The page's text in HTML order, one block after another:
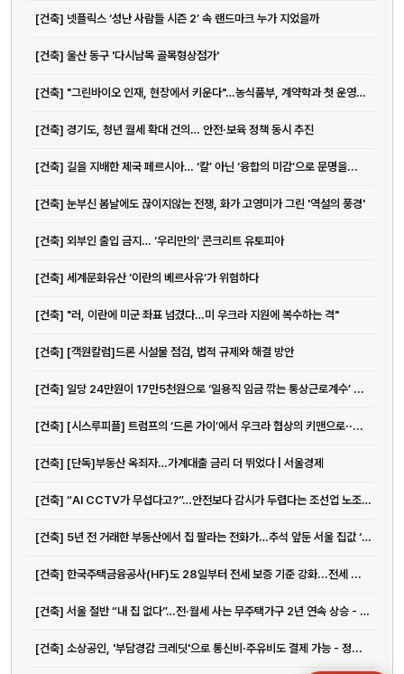
[건축] 넷플릭스 ‘성난 사람들 시즌 2’ 속 랜드마크 누가 지었을까
[건축] 울산 동구 '다시남목 골목형상점가'
[건축] "그린바이오 인재, 현장에서 키운다"…농식품부, 계약학과 첫 운영대학...
[건축] 경기도, 청년 월세 확대 건의… 안전·보육 정책 동시 추진
[건축] 길을 지배한 제국 페르시아… ‘칼’ 아닌 ‘융합의 미감’으로 문명을...
[건축] 눈부신 봄날에도 끊이지않는 전쟁, 화가 고영미가 그린 '역설의 풍경'
[건축] 외부인 출입 금지… ‘우리만의’ 콘크리트 유토피아
[건축] 세계문화유산 ‘이란의 베르사유’가 위험하다
[건축] "러, 이란에 미군 좌표 넘겼다…미 우크라 지원에 복수하는 격"
[건축] [객원칼럼]드론 시설물 점검, 법적 규제와 해결 방안
[건축] 일당 24만원이 17만5천원으로 ‘일용직 임금 깎는 통상근로계수’ ...
[건축] [시스루피플] 트럼프의 ‘드론 가이’에서 우크라 협상의 키맨으로··...
[건축] [단독]부동산 옥죄자…가계대출 금리 더 뛰었다 | 서울경제
[건축] “AI CCTV가 무섭다고?”…안전보다 감시가 두렵다는 조선업 노조 - 매일경제
[건축] 5년 전 거래한 부동산에서 집 팔라는 전화가…추석 앞둔 서울 집값 ‘폭풍 전야’
[건축] 한국주택금융공사(HF)도 28일부터 전세 보증 기준 강화...전세 ...
[건축] 서울 절반 “내 집 없다”…전·월세 사는 무주택가구 2년 연속 상승 - 매일경제
[건축] 소상공인, '부담경감 크레딧'으로 통신비·주유비도 결제 가능 - 정...
051-711-2397
이메일
jmc@chiho.co.kr
주소
POSCO 샤인오피스 306호
월–금 09:00–18:00